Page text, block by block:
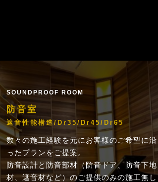
SOUNDPROOF ROOM
防音室
遮音性能構造/Dr35/Dr45/Dr65
数々の施工経験を元にお客様のご希望に沿
ったプランをご提案。
防音設計と防音部材（防音ドア、防音下地
材、遮音材など）のご提供のみの施工無し